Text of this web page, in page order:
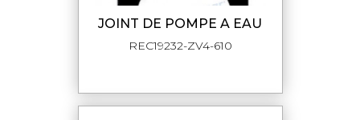
JOINT DE POMPE A EAU
REC19232-ZV4-610